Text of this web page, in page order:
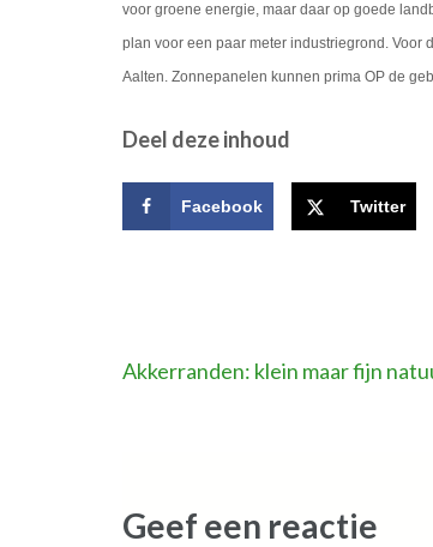
voor groene energie, maar daar op goede
plan voor een paar meter industriegrond. Voor
Aalten. Zonnepanelen kunnen prima OP de
Deel deze inhoud
Facebook Twitter
Bericht
Akkerranden: klein maar fijn
Geef een reactie